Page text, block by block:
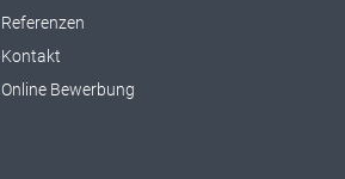
Referenzen
Kontakt
Online Bewerbung